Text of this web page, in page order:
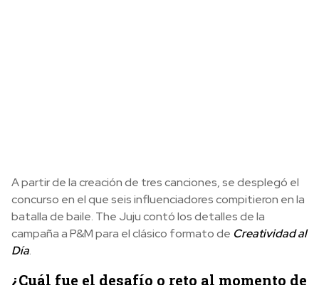
A partir de la creación de tres canciones, se desplegó el
concurso en el que seis influenciadores compitieron en la
batalla de baile. The Juju contó los detalles de la
campaña a P&M para el clásico formato de Creatividad al
Día.
¿Cuál fue el desafío o reto al momento de